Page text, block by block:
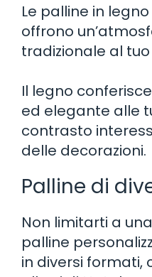
Le palline in
offrono
tradizionale al
Il legno
ed elegante alle
contrasto
delle decorazioni.
Palline di
Non limitarti a
palline
in diversi formati,